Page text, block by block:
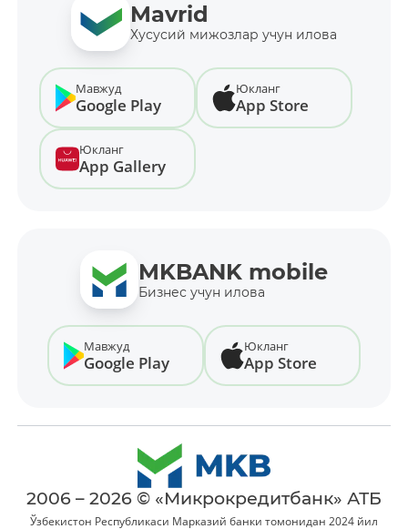
Mavrid
Хусусий мижозлар учун илова
Мавжуд
Google Play
Юкланг
App Store
Юкланг
App Gallery
MKBANK mobile
Бизнес учун илова
Мавжуд
Google Play
Юкланг
App Store
2006 – 2026 © «Микрокредитбанк» АТБ
Ўзбекистон Республикаси Марказий банки томонидан 2024 йил